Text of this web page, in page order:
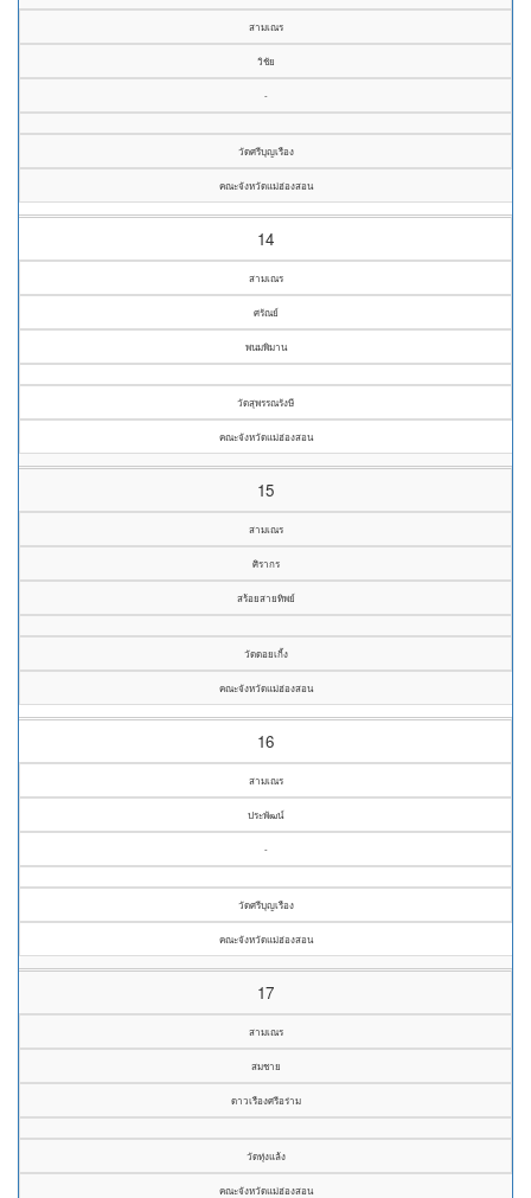
สามเณร
วิชัย
-
วัดศรีบุญเรือง
คณะจังหวัดแม่ฮ่องสอน
14
สามเณร
ศรัณย์
พนมพิมาน
วัดสุพรรณรังษี
คณะจังหวัดแม่ฮ่องสอน
15
สามเณร
ศิรากร
สร้อยสายทิพย์
วัดดอยเกิ้ง
คณะจังหวัดแม่ฮ่องสอน
16
สามเณร
ประพัฒน์
-
วัดศรีบุญเรือง
คณะจังหวัดแม่ฮ่องสอน
17
สามเณร
สมชาย
ดาวเรืองศรีอร่าม
วัดทุ่งแล้ง
คณะจังหวัดแม่ฮ่องสอน